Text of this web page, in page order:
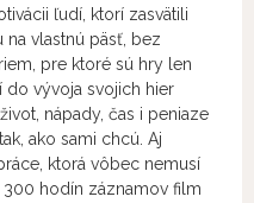
ľudí, ktorí zasvätili
na vlastnú päsť, bez
pre ktoré sú hry len
do vývoja svojich hier
nápady, čas i peniaze
ako sami chcú. Aj
ktorá vôbec nemusí
hodín záznamov film